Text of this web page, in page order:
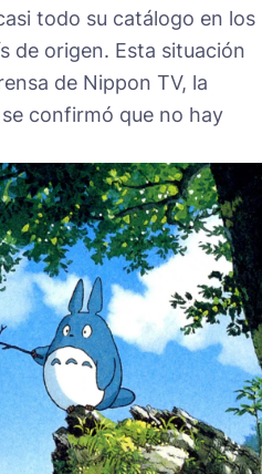
todo su catálogo en los
de origen. Esta situación
de Nippon TV, la
confirmó que no hay